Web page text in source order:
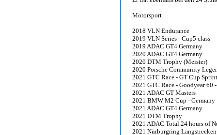
Motorsport
2018 VLN Endurance
2019 VLN Series - Cup5 class
2019 ADAC GT4 Germany
2020 ADAC GT4 Germany
2020 DTM Trophy (Meister)
2020 Porsche Community
2021 GTC Race - GT Cup
2021 GTC Race - Goodyear 60
2021 ADAC GT Masters
2021 BMW M2 Cup - Germany
2021 ADAC GT4 Germany
2021 DTM Trophy
2021 ADAC Total 24 hours of
2021 Nürburgring